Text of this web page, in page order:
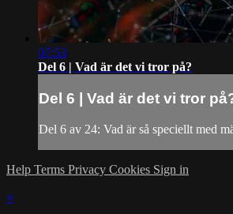
07:53
Del 6 | Vad är det vi tror på?
Del 6 | Vad är det vi tror
Del 6 av 24: Vad är så speciellt med
Help Terms Privacy Cookies Sign in
×